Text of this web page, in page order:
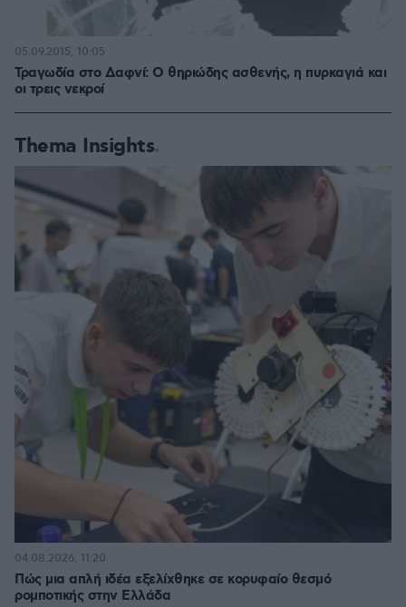
Τραγωδία στο Δαφνί: Ο θηριώδης ασθενής, η πυρκαγιά και
οι τρεις νεκροί
05.09.2015, 10:05
Thema Insights
Πώς μια απλή ιδέα εξελίχθηκε σε κορυφαίο θεσμό
ρομποτικής στην Ελλάδα
04.08.2026, 11:20